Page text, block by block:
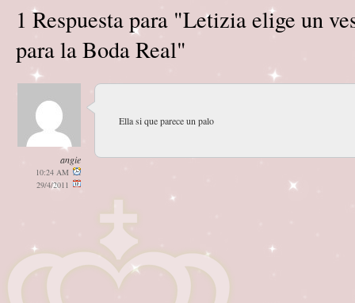
1 Respuesta para "Letizia elige un
para la Boda Real"
angie
10:24 AM
29/4/2011
Ella si que parece un palo